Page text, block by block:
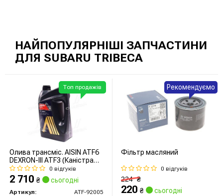
НАЙПОПУЛЯРНІШІ ЗАПЧАСТИНИ
ДЛЯ SUBARU TRIBECA
Олива трансміс. AISIN ATF6
DEXRON-III ATF3 (Каністра
5л)
0 відгуків
2 710 ₴ сьогодні
Артикул:
ATF-92005
Топ продажів
Фільтр масляний
0 відгуків
224₴
220 ₴ сьогодні
Рекомендуємо